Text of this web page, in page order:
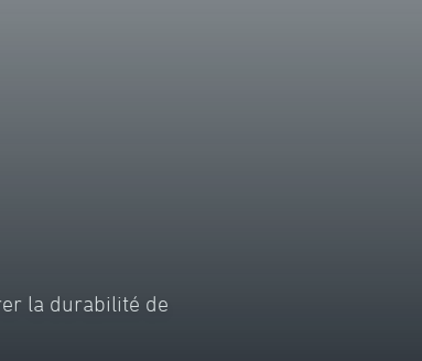
la durabilité de